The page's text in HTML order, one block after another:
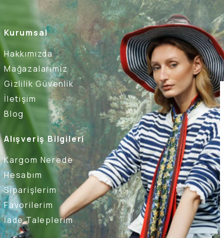
Kurumsal
Hakkımızda
Mağazalarımız
Gizlilik Güvenlik
İletişim
Blog
Alışveriş Bilgileri
Kargom Nerede
Hesabım
Siparişlerim
Favorilerim
İade Taleplerim